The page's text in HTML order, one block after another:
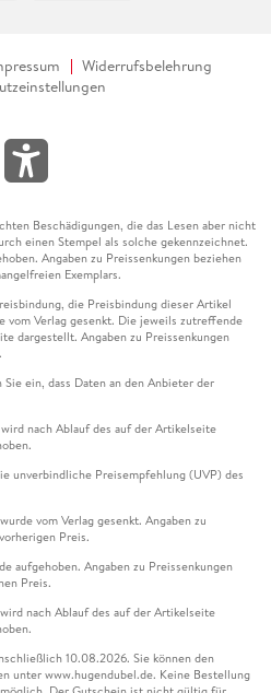
Widerrufsbelehrung
Beschädigungen, die das Lesen aber nicht
einen Stempel als solche gekennzeichnet.
Angaben zu Preissenkungen beziehen
Exemplars.
die Preisbindung dieser Artikel
vom Verlag gesenkt. Die jeweils zutreffende
dargestellt. Angaben zu Preissenkungen
ein, dass Daten an den Anbieter der
nach Ablauf des auf der Artikelseite
unverbindliche Preisempfehlung (UVP) des
vom Verlag gesenkt. Angaben zu
Preis.
aufgehoben. Angaben zu Preissenkungen
Preis.
nach Ablauf des auf der Artikelseite
10.08.2026. Sie können den
unter www.hugendubel.de. Keine Bestellung